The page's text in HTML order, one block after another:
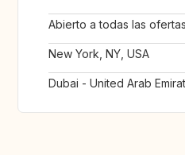
Abierto a todas las ofertas
New York, NY, USA
Dubai - United Arab